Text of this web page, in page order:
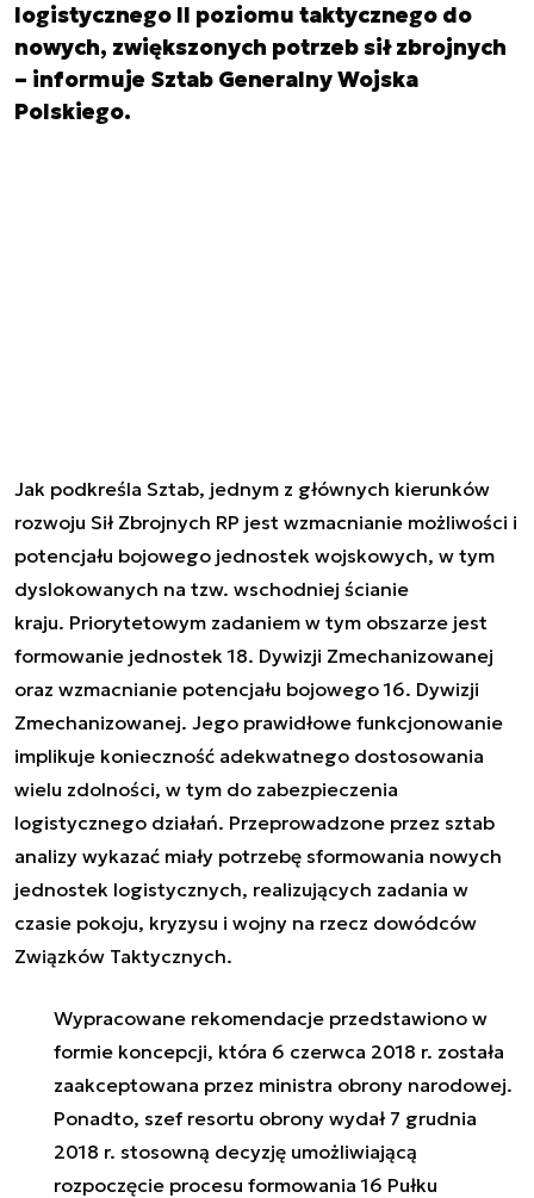
logistycznego II poziomu taktycznego do
nowych, zwiększonych potrzeb sił zbrojnych
– informuje Sztab Generalny Wojska
Polskiego.
Jak podkreśla Sztab, jednym z głównych kierunków
rozwoju Sił Zbrojnych RP jest wzmacnianie możliwości i
potencjału bojowego jednostek wojskowych, w tym
dyslokowanych na tzw. wschodniej ścianie
kraju. Priorytetowym zadaniem w tym obszarze jest
formowanie jednostek 18. Dywizji Zmechanizowanej
oraz wzmacnianie potencjału bojowego 16. Dywizji
Zmechanizowanej. Jego prawidłowe funkcjonowanie
implikuje konieczność adekwatnego dostosowania
wielu zdolności, w tym do zabezpieczenia
logistycznego działań. Przeprowadzone przez sztab
analizy wykazać miały potrzebę sformowania nowych
jednostek logistycznych, realizujących zadania w
czasie pokoju, kryzysu i wojny na rzecz dowódców
Związków Taktycznych.
Wypracowane rekomendacje przedstawiono w
formie koncepcji, która 6 czerwca 2018 r. została
zaakceptowana przez ministra obrony narodowej.
Ponadto, szef resortu obrony wydał 7 grudnia
2018 r. stosowną decyzję umożliwiającą
rozpoczęcie procesu formowania 16 Pułku